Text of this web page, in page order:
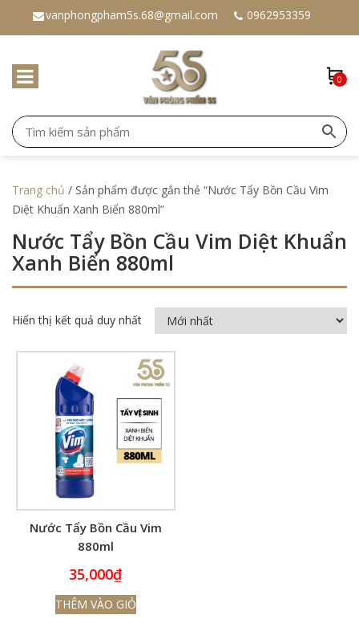
vanphongpham5s.68@gmail.com 0962953359
0
Trang chủ / Sản phẩm được gắn thẻ “Nước Tẩy Bồn Cầu Vim
Diệt Khuẩn Xanh Biển 880ml”
Nước Tẩy Bồn Cầu Vim Diệt Khuẩn
Xanh Biển 880ml
Hiển thị kết quả duy nhất
Nước Tẩy Bồn Cầu Vim
880ml
35,000₫
THÊM VÀO GIỎ